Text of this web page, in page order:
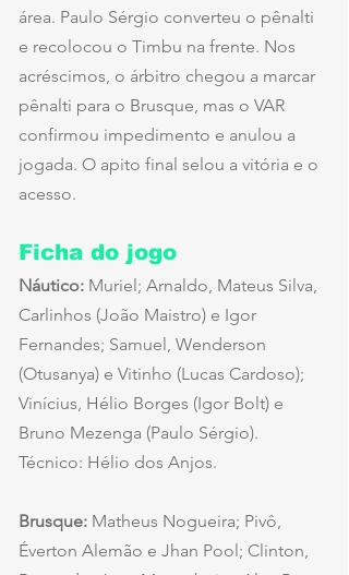
área. Paulo Sérgio converteu o pênalti
e recolocou o Timbu na frente. Nos
acréscimos, o árbitro chegou a marcar
pênalti para o Brusque, mas o VAR
confirmou impedimento e anulou a
jogada. O apito final selou a vitória e o
acesso.
Ficha do jogo
Náutico: Muriel; Arnaldo, Mateus Silva,
Carlinhos (João Maistro) e Igor
Fernandes; Samuel, Wenderson
(Otusanya) e Vitinho (Lucas Cardoso);
Vinícius, Hélio Borges (Igor Bolt) e
Bruno Mezenga (Paulo Sérgio).
Técnico: Hélio dos Anjos.
Brusque: Matheus Nogueira; Pivô,
Éverton Alemão e Jhan Pool; Clinton,